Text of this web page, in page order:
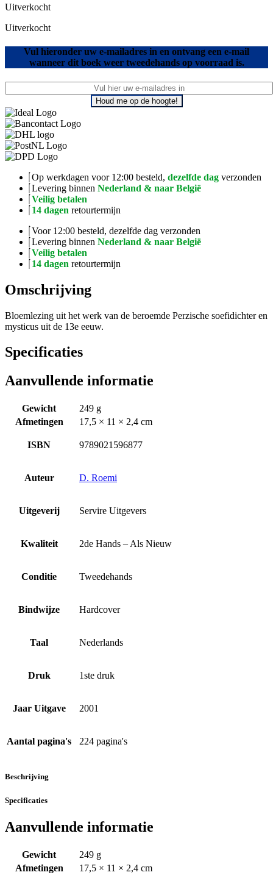
Uitverkocht
Uitverkocht
Vul hieronder uw e-mailadres in en ontvang een e-mail
wanneer dit boek weer tweedehands op voorraad is.
Houd me op de hoogte!
Op werkdagen voor 12:00 besteld, dezelfde dag verzonden
Levering binnen Nederland & naar België
Veilig betalen
14 dagen retourtermijn
Voor 12:00 besteld, dezelfde dag verzonden
Levering binnen Nederland & naar België
Veilig betalen
14 dagen retourtermijn
Omschrijving
Bloemlezing uit het werk van de beroemde Perzische soefidichter en
mysticus uit de 13e eeuw.
Specificaties
Aanvullende informatie
Gewicht
249 g
Afmetingen
17,5 × 11 × 2,4 cm
ISBN 9789021596877
Auteur D. Roemi
Uitgeverij Servire Uitgevers
Kwaliteit 2de Hands – Als Nieuw
Conditie Tweedehands
Bindwijze Hardcover
Taal Nederlands
Druk 1ste druk
Jaar Uitgave 2001
Aantal pagina's 224 pagina's
Beschrijving
Specificaties
Aanvullende informatie
Gewicht
249 g
Afmetingen
17,5 × 11 × 2,4 cm